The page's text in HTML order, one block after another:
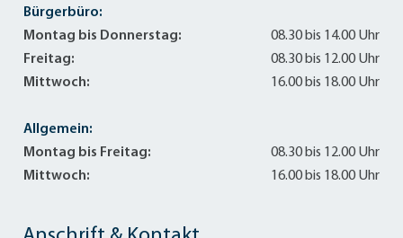
Bürgerbüro:
Montag bis Donnerstag:
08.30 bis 14.00 Uhr
Freitag:
08.30 bis 12.00 Uhr
Mittwoch:
16.00 bis 18.00 Uhr
Allgemein:
Montag bis Freitag:
08.30 bis 12.00 Uhr
Mittwoch:
16.00 bis 18.00 Uhr